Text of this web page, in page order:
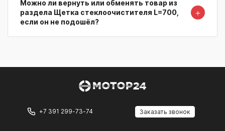
Можно ли вернуть или обменять товар из
раздела Щетка стеклоочистителя L=700,
если он не подошёл?
＋
+7 391 299-73-74 Заказать звонок